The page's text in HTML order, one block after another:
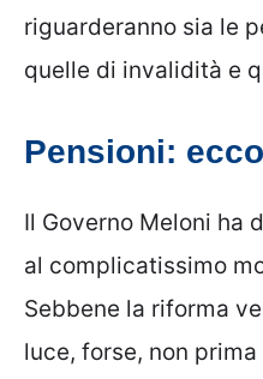
riguarderanno sia le
quelle di invalidità e
Pensioni:
Il Governo Meloni ha
al complicatissimo
Sebbene la riforma
luce, forse, non